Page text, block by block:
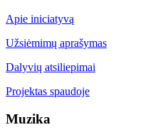
Apie iniciatyvą
Užsiėmimų aprašymas
Dalyvių atsiliepimai
Projektas spaudoje
Muzika